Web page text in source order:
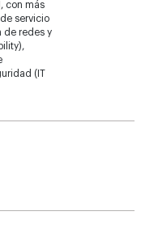
con más
servicio
de redes y
(IT